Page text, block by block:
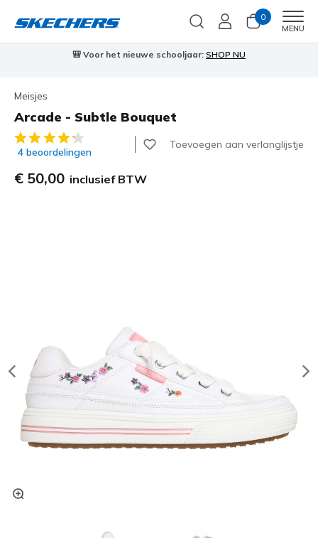
0
MENU
Skechers VIP:45 dagen retourrecht voor ledenMeld je aan
Meisjes
Arcade - Subtle Bouquet
3,1 van de 5 klantbeoordelingen
4 beoordelingen
Toevoegen aan verlanglijstje
€ 50,00 inclusief BTW